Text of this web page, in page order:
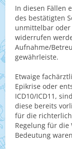
In diesen Fällen
des bestätigten
unmittelbar
widerrufen
Aufnahme/
gewährleiste.
Etwaige
Epikrise oder
ICD10/ICD11,
diese bereits
für die
Regelung für die
Bedeutung